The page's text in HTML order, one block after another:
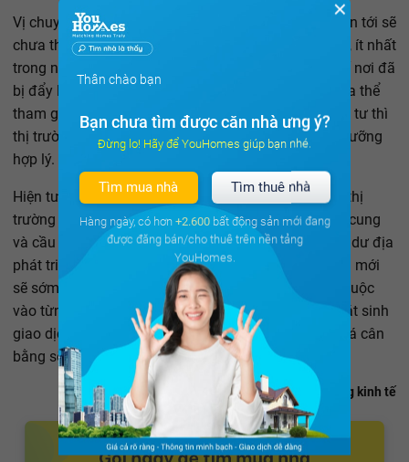
Vị chuyên gia này nhận định, thị trường BĐS thời gian tới sẽ
chưa thể xuất hiện những cơn sốt đất như trước đây, ít nhất
trong ngắn hạn. Sau cơn sốt đất thì giá đất ở một số nơi đã
bị đẩy lên quá giá trị thực tế. Nhà đầu tư mới sẽ chưa thể
tham gia ngay vào thị trường, muốn thu hút nhà đầu tư thì
thị trường buộc phải tự điều chỉnh giá xuống một ngưỡng
hợp lý.
Hiện tượng tăng giá đất, về bản chất sẽ dẫn tới việc thị
trường cần thời gian nhất định để cân bằng lại giữa cung
và cầu thật, có thể xác lập một nền giá mới, làm nên dư địa
phát triển cho các địa phương và tỉnh thành. Nền giá mới
sẽ sớm định hình nhưng sự tự điều chỉnh này phụ thuộc
vào từng khu vực. Riêng với những thị trường đã phát sinh
giao dịch với giá tăng cao, việc điều chỉnh về mức giá cân
bằng sẽ mất nhiều thời gian hơn.
Nhật Minh - Nhịp sống kinh tế
✕
Thân chào bạn
Bạn chưa tìm được căn nhà ưng ý?
Đừng lo! Hãy để YouHomes giúp bạn nhé.
Tìm mua nhà Tìm thuê nhà
Hàng ngày, có hơn +2.600bất động sản mới đang
được đăng bán/cho thuê trên nền tảng
YouHomes.